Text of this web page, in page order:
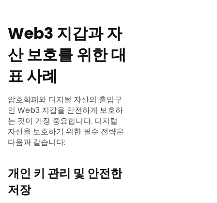
Web3 지갑과 자
산 보호를 위한 대
표 사례
암호화폐와 디지털 자산의 출입구
인 Web3 지갑을 안전하게 보호하
는 것이 가장 중요합니다. 디지털
자산을 보호하기 위한 필수 전략은
다음과 같습니다:
개인 키 관리 및 안전한
저장